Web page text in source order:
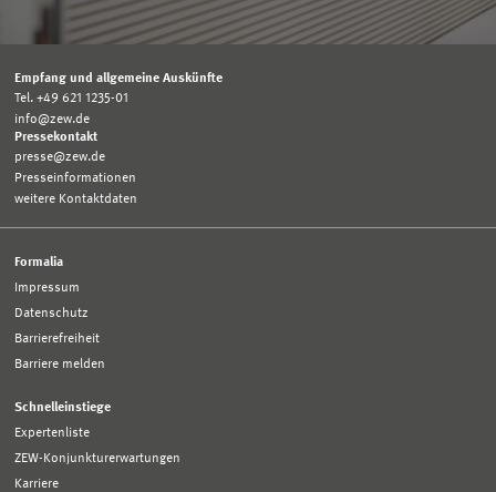
Empfang und allgemeine Auskünfte
Tel. +49 621 1235-01
info@zew.de
Pressekontakt
presse@zew.de
Presseinformationen
weitere Kontaktdaten
Formalia
Impressum
Datenschutz
Barrierefreiheit
Barriere melden
Schnelleinstiege
Expertenliste
ZEW-Konjunkturerwartungen
Karriere